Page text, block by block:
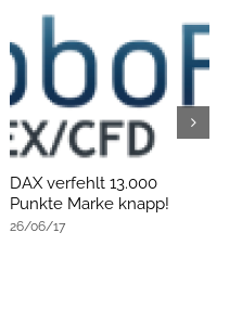
DAX verfehlt 13.000
Punkte Marke knapp!
26/06/17